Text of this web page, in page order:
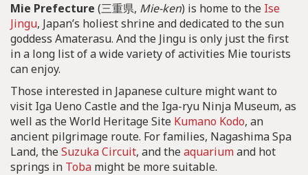
Mie Prefecture (三重県, Mie-ken) is home to the Ise
Jingu, Japan’s holiest shrine and dedicated to the sun
goddess Amaterasu. And the Jingu is only just the first
in a long list of a wide variety of activities Mie tourists
can enjoy.
Those interested in Japanese culture might want to
visit Iga Ueno Castle and the Iga-ryu Ninja Museum, as
well as the World Heritage Site Kumano Kodo, an
ancient pilgrimage route. For families, Nagashima Spa
Land, theSuzuka Circuit, and theaquariumand hot
springs in Toba might be more suitable.